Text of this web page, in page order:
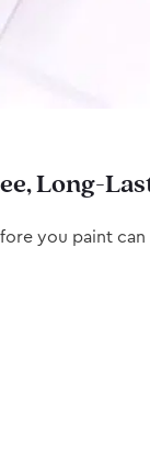
Long-
you paint